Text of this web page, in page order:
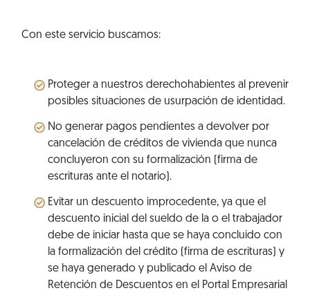
Con este servicio buscamos:
Proteger a nuestros derechohabientes al prevenir
posibles situaciones de usurpación de identidad.
No generar pagos pendientes a devolver por
cancelación de créditos de vivienda que nunca
concluyeron con su formalización (firma de
escrituras ante el notario).
Evitar un descuento improcedente, ya que el
descuento inicial del sueldo de la o el trabajador
debe de iniciar hasta que se haya concluido con
la formalización del crédito (firma de escrituras) y
se haya generado y publicado el Aviso de
Retención de Descuentos en el Portal Empresarial